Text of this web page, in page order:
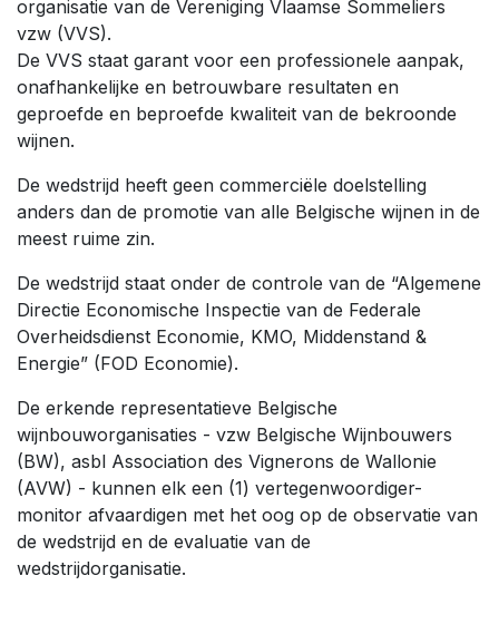
organisatie van de Vereniging Vlaamse Sommeliers
vzw (VVS).
De VVS staat garant voor een professionele aanpak,
onafhankelijke en betrouwbare resultaten en
geproefde en beproefde kwaliteit van de bekroonde
wijnen.
De wedstrijd heeft geen commerciële doelstelling
anders dan de promotie van alle Belgische wijnen in de
meest ruime zin.
De wedstrijd staat onder de controle van de “Algemene
Directie Economische Inspectie van de Federale
Overheidsdienst Economie, KMO, Middenstand &
Energie” (FOD Economie).
De erkende representatieve Belgische
wijnbouworganisaties - vzw Belgische Wijnbouwers
(BW), asbl Association des Vignerons de Wallonie
(AVW) - kunnen elk een (1) vertegenwoordiger-
monitor afvaardigen met het oog op de observatie van
de wedstrijd en de evaluatie van de
wedstrijdorganisatie.